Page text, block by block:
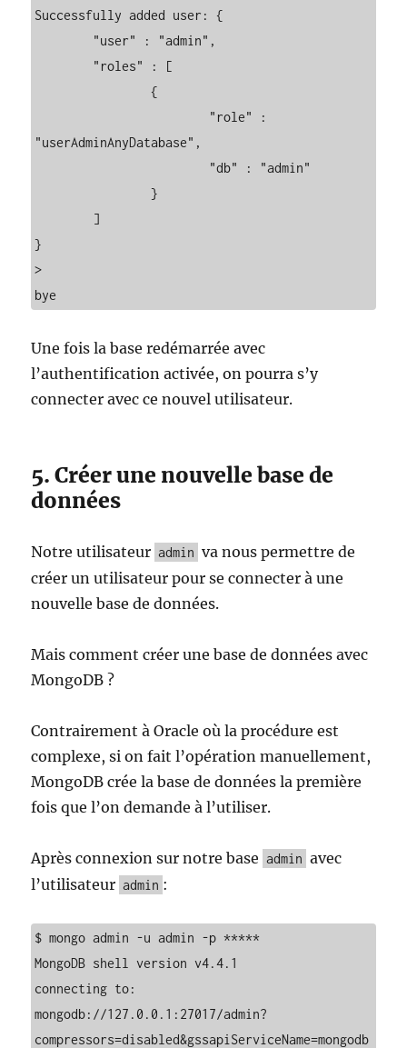
Successfully added user: {
		{
"userAdminAnyDatabase",
		}
}
>
bye
Une fois la base redémarrée avec
l’authentification activée, on pourra s’y
connecter avec ce nouvel utilisateur.
5. Créer une nouvelle base de
données
Notre utilisateur admin va nous permettre de
créer un utilisateur pour se connecter à une
nouvelle base de données.
Mais comment créer une base de données avec
MongoDB ?
Contrairement à Oracle où la procédure est
complexe, si on fait l’opération manuellement,
MongoDB crée la base de données la première
fois que l’on demande à l’utiliser.
Après connexion sur notre base admin avec
l’utilisateur admin :
$ mongo admin -u admin -p *****
MongoDB shell version v4.4.1
connecting to:
mongodb://127.0.0.1:27017/admin?
compressors=disabled&gssapiServiceName=mongodb